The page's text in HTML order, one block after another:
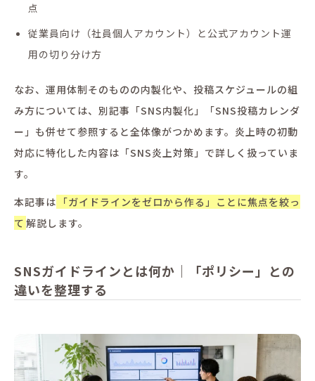
点
従業員向け（社員個人アカウント）と公式アカウント運
用の切り分け方
なお、運用体制そのものの内製化や、投稿スケジュールの組
み方については、別記事「SNS内製化」「SNS投稿カレンダ
ー」も併せて参照すると全体像がつかめます。炎上時の初動
対応に特化した内容は「SNS炎上対策」で詳しく扱っていま
す。
本記事は 「ガイドラインをゼロから作る」ことに焦点を絞っ
て 解説します。
SNSガイドラインとは何か｜「ポリシー」との
違いを整理する